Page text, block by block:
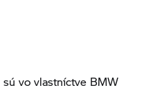
vo vlastníctve BMW